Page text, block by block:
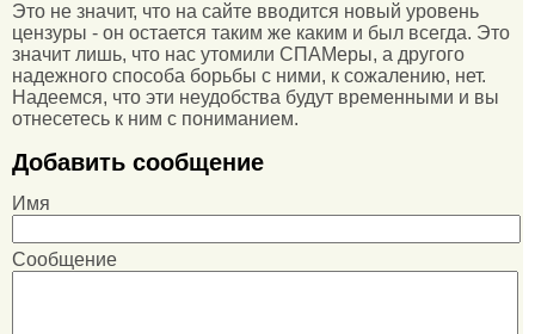
Это не значит, что на сайте вводится новый уровень
цензуры - он остается таким же каким и был всегда. Это
значит лишь, что нас утомили СПАМеры, а другого
надежного способа борьбы с ними, к сожалению, нет.
Надеемся, что эти неудобства будут временными и вы
отнесетесь к ним с пониманием.
Добавить сообщение
Имя
Сообщение